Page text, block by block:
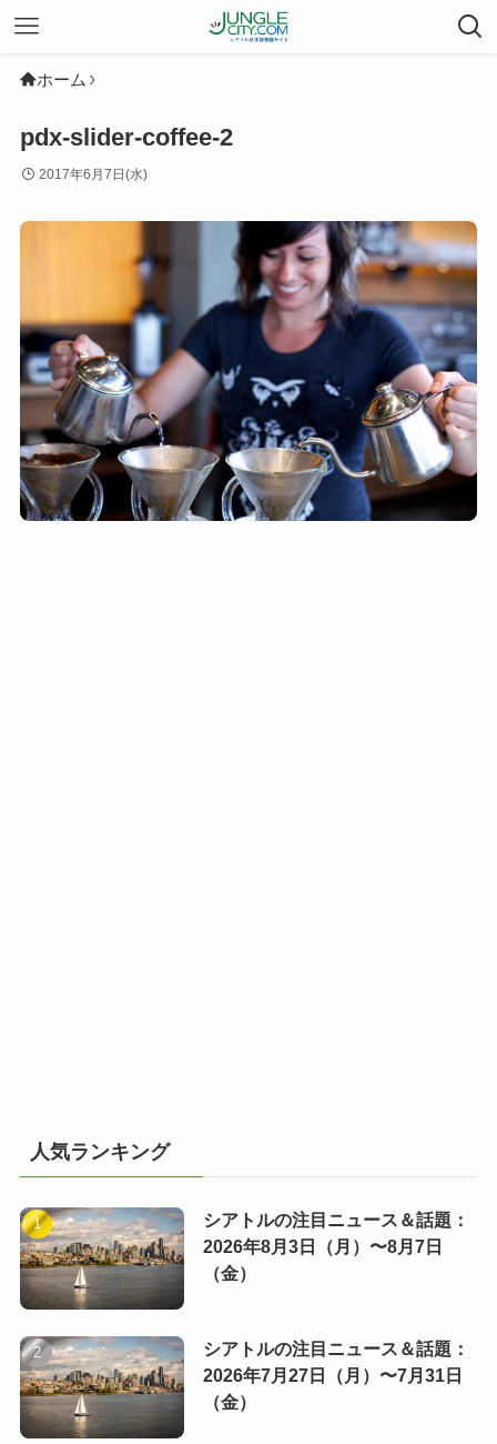
ホーム
pdx-slider-coffee-2
2017年6月7日(水)
人気ランキング
シアトルの注目ニュース＆話題：
2026年8月3日（月）〜8月7日
（金）
シアトルの注目ニュース＆話題：
2026年7月27日（月）〜7月31日
（金）